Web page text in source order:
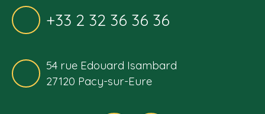
+33 2 32 36 36 36
54 rue Edouard Isambard
27120 Pacy-sur-Eure